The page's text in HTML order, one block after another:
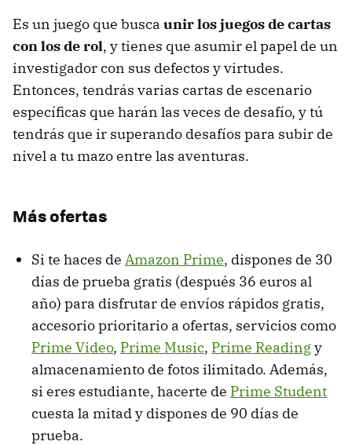
Es un juego que busca unir los juegos de cartas
con los de rol, y tienes que asumir el papel de un
investigador con sus defectos y virtudes.
Entonces, tendrás varias cartas de escenario
específicas que harán las veces de desafío, y tú
tendrás que ir superando desafíos para subir de
nivel a tu mazo entre las aventuras.
Más ofertas
Si te haces de Amazon Prime, dispones de 30
días de prueba gratis (después 36 euros al
año) para disfrutar de envíos rápidos gratis,
accesorio prioritario a ofertas, servicios como
Prime Video, Prime Music, Prime Readingy
almacenamiento de fotos ilimitado. Además,
si eres estudiante, hacerte de Prime Student
cuesta la mitad y dispones de 90 días de
prueba.